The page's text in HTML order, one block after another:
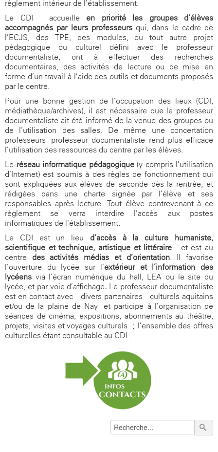
règlement intérieur de l’établissement.
Le CDI accueille en priorité
les groupes d’élèves
accompagnés par leurs professeursqui, dans le cadre de
l’ECJS, des TPE, des modules, ou tout autre projet
pédagogique ou culturel défini avec le professeur
documentaliste, ont à effectuer des recherches
documentaires, des activités de lecture ou de mise en
forme d’un travail à l’aide des outils et documents proposés
par le centre.
Pour une bonne gestion de l’occupation des lieux (CDI,
médiathèque/archives), il est nécessaire que le professeur
documentaliste ait été informé de la venue des groupes ou
de l’utilisation des salles. De même une concertation
professeurs- professeur documentaliste rend plus efficace
l’utilisation des ressources du centre par les élèves.
Le réseau informatique pédagogique(y compris l’utilisation
d’Internet) est soumis à des règles de fonctionnement qui
sont expliquées aux élèves de seconde dès la rentrée, et
rédigées dans une charte signée par l’élève et ses
responsables après lecture. Tout élève contrevenant à ce
règlement se verra interdire l’accès aux postes
informatiques de l’établissement.
Le CDI est un lieu d’accès à la culture humaniste,
scientifique et technique, artistique et littéraire et est au
centre des activités médias et d’orientation. Il favorise
l’ouverture du lycée sur l’extérieur et l’information des
lycéens via l’écran numérique du hall, LEA ou le site du
lycée, et par voie d’affichage. Le professeur documentaliste
est en contact avec divers partenaires culturels aquitains
et/ou de la plaine de Nay et participe à l’organisation de
séances de cinéma, expositions, abonnements au théâtre,
projets, visites et voyages culturels ; l’ensemble des offres
culturelles étant consultable au CDI .